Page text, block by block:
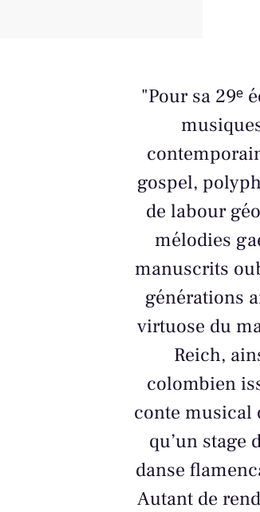
"Pour sa 29ᵉ
gospel,
de labour
mélodies
manuscrits
générations
virtuose du
Reich,
colombien
conte musical
qu’un stage
danse
Autant de